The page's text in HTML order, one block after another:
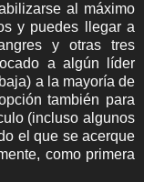
al máximo
y puedes llegar a
y otras tres
a algún líder
a la mayoría de
también para
(incluso algunos
el que se acerque
como primera